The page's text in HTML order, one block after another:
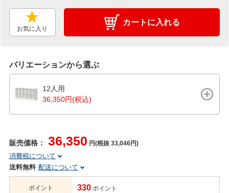
お気に入り
カートに入れる
バリエーションから選ぶ
12人用
36,350円(税込)
販売価格： 36,350 円(税抜 33,046円)
消費税について
送料無料 配送について
ポイント 330 ポイント